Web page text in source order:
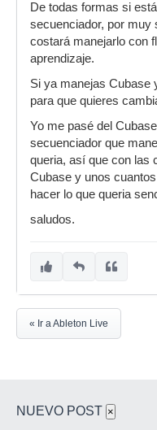
De todas formas si
secuenciador, por muy
costará manejarlo con
aprendizaje.
Si ya manejas Cubase
para que quieres
Yo me pasé del
secuenciador que
queria, así que con las
Cubase y unos
hacer lo que queria
saludos.
« Ir a Ableton Live
NUEVO POST ×